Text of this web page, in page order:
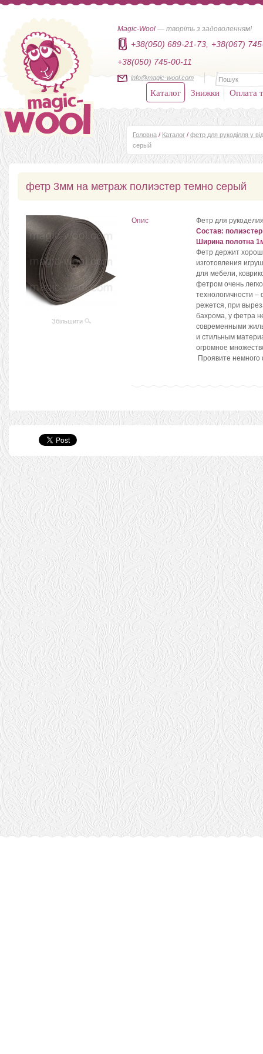
Magic-Wool — творіть з задоволенням!
+38(050) 689-21-73,
+38(067)
+38(050) 745-00-11
info@magic-wool.com
Каталог Знижки Оплата
Головна / Каталог / фетр для рукоділля у
серый
фетр 3мм на метраж полиэстер темно серый
Збільшити
Опис
Фетр для
Состав:
Ширина полотна
Фетр держит
изготовления
для мебели,
фетром очень
технологичности –
режется, при
бахрома, у фетра
современными
и стильным
огромное
Проявите